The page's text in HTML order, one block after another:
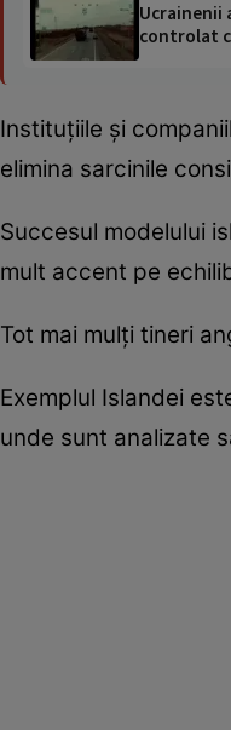
Ucrainenii
controlat
Instituțiile și
elimina sarcinile
Succesul modelului
mult accent pe
Tot mai mulți tineri
Exemplul Islandei
unde sunt analizate